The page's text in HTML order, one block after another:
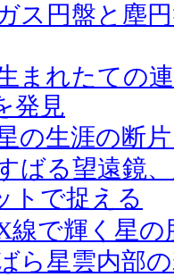
ス円盤と塵
まれたての
発見
の生涯の断
ばる望遠鏡
トで捉える
線で輝く星の
ら星雲内部